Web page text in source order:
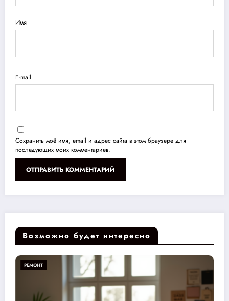
Имя
E-mail
Сохранить моё имя, email и адрес сайта в этом браузере для
последующих моих комментариев.
Возможно будет интересно